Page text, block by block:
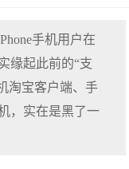
手机用户在
缘起此前的“支
淘宝客户端、手
，实在是黑了一